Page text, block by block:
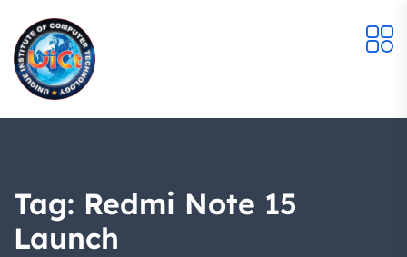
Tag: Redmi Note 15
Launch